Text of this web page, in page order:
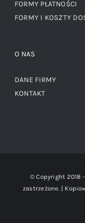
FORMY PŁATNOŚCI
FORMY I KOSZTY
O NAS
DANE FIRMY
KONTAKT
© Copyright 2018
zastrzeżone. |